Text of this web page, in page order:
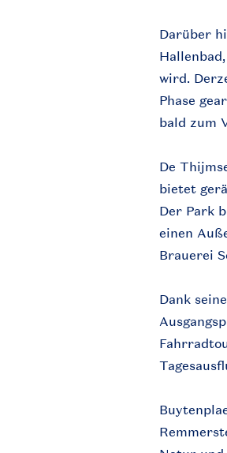
Darüber
wird.
Phase
bald zum
De
bietet
Der Park
einen
Brauerei
Dank